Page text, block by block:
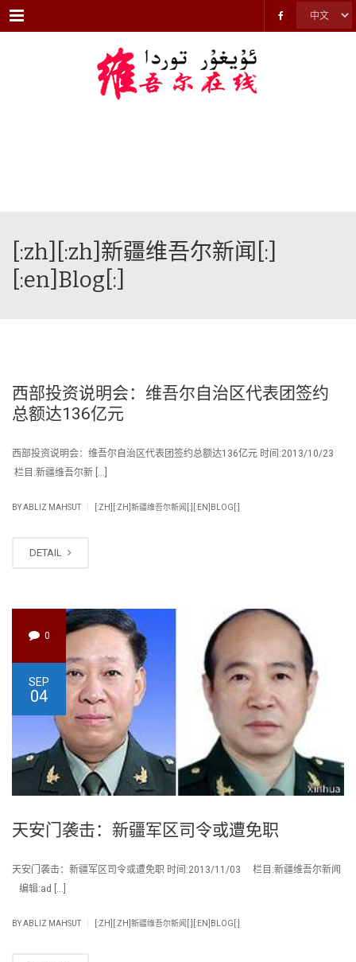
Menu
[:zh][:zh]新疆维吾尔新闻[:]
[:en]Blog[:]
西部投资说明会：维吾尔自治区代表团签约
总额达136亿元
西部投资说明会：维吾尔自治区代表团签约总额达136亿元 时间:2013/10/23
栏目:新疆维吾尔新 […]
BYABLIZ MAHSUT [:ZH][:ZH]新疆维吾尔新闻[:][:EN]BLOG[:]
DETAIL
0
SEP
04
天安门袭击：新疆军区司令或遭免职
天安门袭击：新疆军区司令或遭免职 时间:2013/11/03 栏目:新疆维吾尔新闻
编辑:ad […]
BYABLIZ MAHSUT [:ZH][:ZH]新疆维吾尔新闻[:][:EN]BLOG[:]